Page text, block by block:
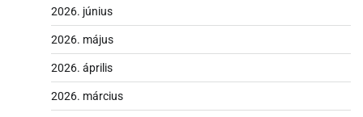
2026. június
2026. május
2026. április
2026. március